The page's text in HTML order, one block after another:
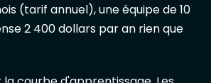
(tarif annuel), une équipe de 10
2 400 dollars par an rien que